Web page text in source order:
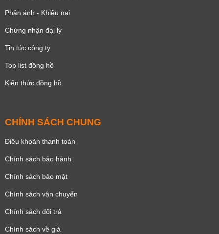
Phản ánh - Khiếu nại
Chứng nhận đại lý
Tin tức công ty
Top list đồng hồ
Kiến thức đồng hồ
CHÍNH SÁCH CHUNG
Điều khoản thanh toán
Chính sách bảo hành
Chính sách bảo mật
Chính sách vận chuyển
Chính sách đổi trả
Chính sách về giá